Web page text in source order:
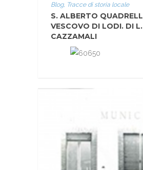
Blog, Tracce di storia locale
S. ALBERTO
VESCOVO DI LODI. DI L.
CAZZAMALI